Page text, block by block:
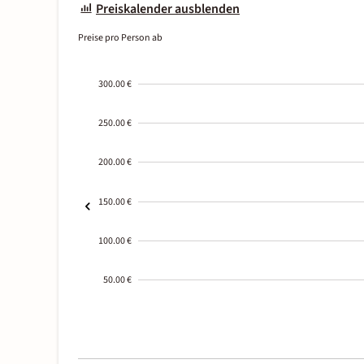
Preiskalender ausblenden
Preise pro Person ab
300.00 €
250.00 €
200.00 €
150.00 €
100.00 €
50.00 €
01-02